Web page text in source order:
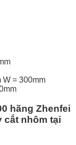
W = 300mm
hãng Zhenfei
cắt nhôm tại